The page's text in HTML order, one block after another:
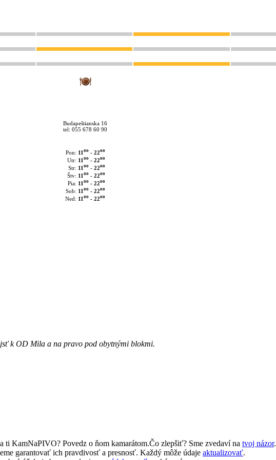
Budapeštianska 16
tel: 055 678 60 90
Pon: 11 oo - 22oo
Utr: 11 oo - 22oo
Str: 11 oo - 22oo
Štv: 11 oo - 22oo
Pia: 11 oo - 22oo
Sob: 11 oo - 22oo
Ned: 11 oo - 22oo
k OD Mila a na pravo pod obytnými blokmi.
ti KamNaPIVO? Povedz o ňom kamarátom.Čo zlepšiť? Sme zvedaví na tvoj názor.
garantovať ich pravdivosť a presnosť. Každý môže údaje aktualizovať.